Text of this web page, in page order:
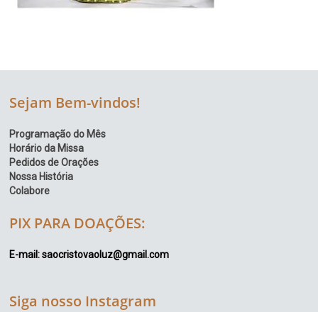
Sejam Bem-vindos!
Programação do Mês
Horário da Missa
Pedidos de Orações
Nossa História
Colabore
PIX PARA DOAÇÕES:
E-mail: saocristovaoluz@gmail.com
Siga nosso Instagram